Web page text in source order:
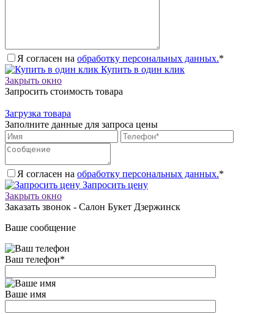
Я согласен на обработку персональных данных.*
Купить в один клик
Закрыть окно
Запросить стоимость товара
Загрузка товара
Заполните данные для запроса цены
Я согласен на обработку персональных данных.*
Запросить цену
Закрыть окно
Заказать звонок - Салон Букет Дзержинск
Ваше сообщение
Ваш телефон*
Ваше имя